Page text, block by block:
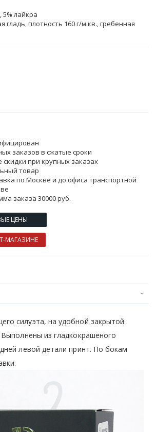
5% лайкра
гладь, плотность 160 г/м.кв., гребенная
заказов в сжатые сроки
при крупных заказах
товар
по Москве и до офиса транспортной
заказа 30000 руб.
ЦЕНЫ
МАГАЗИНЕ
силуэта, на удобной закрытой
из гладкокрашеного
левой детали принт. По бокам